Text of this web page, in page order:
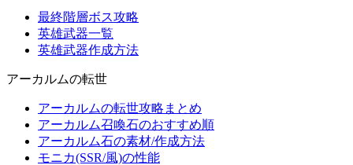
最終階層ボス攻略
英雄武器一覧
英雄武器作成方法
アーカルムの転世
アーカルムの転世攻略まとめ
アーカルム召喚石のおすすめ順
アーカルム石の素材/作成方法
モニカ(SSR/風)の性能